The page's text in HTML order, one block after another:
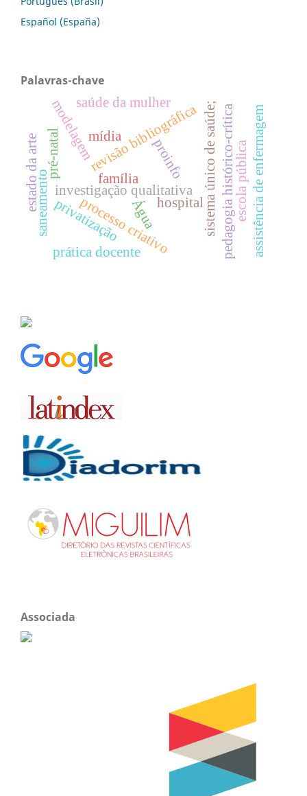
Español (España)
Palavras-chave
investigação qualitativa
saneamento sistema único de saúde;pedagogia histórico-crítica
revisão bibliográfica
processo criativo
modelagem
privatização Água
mídia
proinfo escola pública
prática docente assistência de enfermagem
saúde da mulher
hospital
pré-natal família
estado da arte
Associada